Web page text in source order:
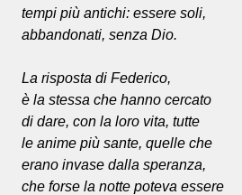
tempi più antichi: essere soli,
abbandonati, senza Dio.
La risposta di Federico,
è la stessa che hanno cercato
di dare, con la loro vita, tutte
le anime più sante, quelle che
erano invase dalla speranza,
che forse la notte poteva essere